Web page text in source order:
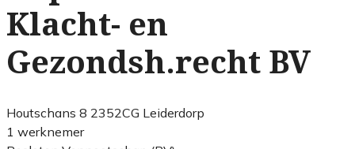
Klacht- en
Gezondsh.recht BV
Houtschans 8 2352CG Leiderdorp
1 werknemer